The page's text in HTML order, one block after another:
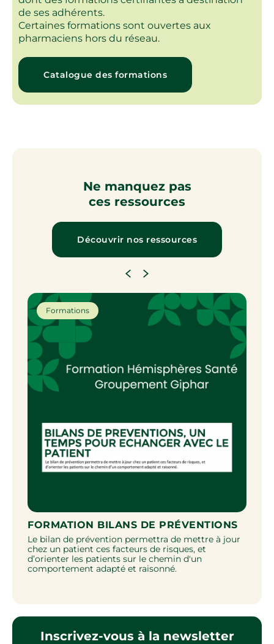
de ses adhérents.
Certaines formations sont ouvertes aux
pharmaciens hors du réseau.
Catalogue des formations
Ne manquez pas
ces ressources
Découvrir nos ressources
Formations
FORMATION BILANS DE PRÉVENTIONS
Le bilan de prévention permettra de mettre à jour
chez un patient ces facteurs de risques, et
d’orienter les patients sur le chemin d'un
comportement adapté et raisonné.
Inscrivez-vous à la newsletter